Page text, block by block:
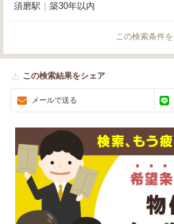
須磨駅 築30年以内
この検索条件を
この検索結果をシェア
メールで送る